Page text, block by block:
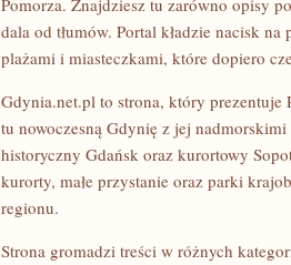
Pomorza. Znajdziesz tu zarówno opisy
dala od tłumów. Portal kładzie nacisk
plażami i miasteczkami, które dopiero
Gdynia.net.pl to strona, który
tu nowoczesną Gdynię z jej
historyczny Gdańsk oraz kurortowy
kurorty, małe przystanie oraz parki
regionu.
Strona gromadzi treści w różnych